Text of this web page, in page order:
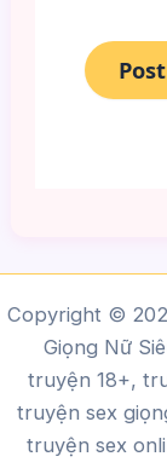
Copyright ©
Giọng Nữ
truyện 18+,
truyện sex
truyện sex